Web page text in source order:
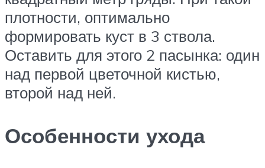
плотности, оптимально
формировать куст в 3 ствола.
Оставить для этого 2 пасынка: один
над первой цветочной кистью,
второй над ней.
Особенности ухода